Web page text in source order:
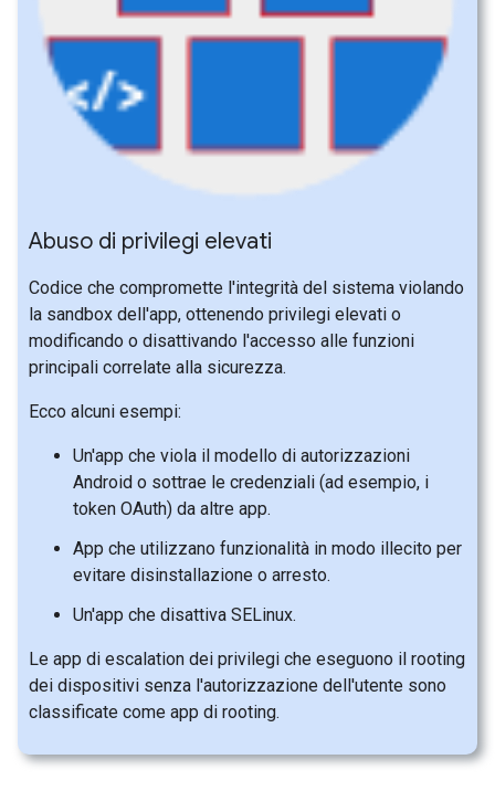
Abuso di privilegi elevati
Codice che compromette l'integrità del sistema violando
la sandbox dell'app, ottenendo privilegi elevati o
modificando o disattivando l'accesso alle funzioni
principali correlate alla sicurezza.
Ecco alcuni esempi:
Un'app che viola il modello di autorizzazioni
Android o sottrae le credenziali (ad esempio, i
token OAuth) da altre app.
App che utilizzano funzionalità in modo illecito per
evitare disinstallazione o arresto.
Un'app che disattiva SELinux.
Le app di escalation dei privilegi che eseguono il rooting
dei dispositivi senza l'autorizzazione dell'utente sono
classificate come app di rooting.